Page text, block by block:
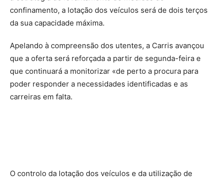
confinamento, a lotação dos veículos será de dois terços
da sua capacidade máxima.
Apelando à compreensão dos utentes, a Carris avançou
que a oferta será reforçada a partir de segunda-feira e
que continuará a monitorizar «de perto a procura para
poder responder a necessidades identificadas e as
carreiras em falta.
O controlo da lotação dos veículos e da utilização de